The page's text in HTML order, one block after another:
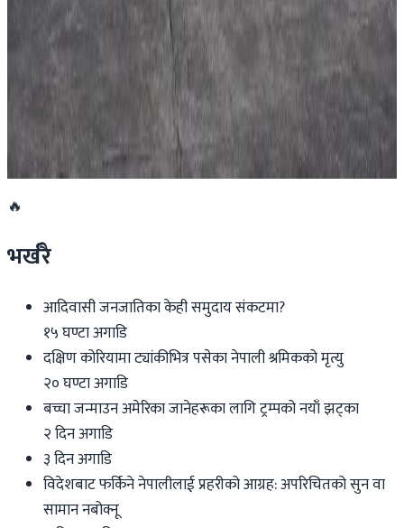
प्रधानमन्त्री शाहलाई भारतको औपचारिक भ्रमण निम्तो
२०२६ जुलाई २९
बुद्ध एयरले भित्र्यायो नयाँ एटीआर-७२-६०० विमान
२०२६ जुलाई २९
🔥
भर्खरै
आदिवासी जनजातिका केही समुदाय संकटमा?
१५ घण्टा अगाडि
दक्षिण कोरियामा ट्यांकीभित्र पसेका नेपाली श्रमिकको मृत्यु
२० घण्टा अगाडि
बच्चा जन्माउन अमेरिका जानेहरूका लागि ट्रम्पको नयाँ झट्का
२ दिन अगाडि
३ दिन अगाडि
विदेशबाट फर्किने नेपालीलाई प्रहरीको आग्रह: अपरिचितको सुन वा
सामान नबोक्नू